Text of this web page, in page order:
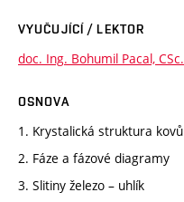
VYUČUJÍCÍ / LEKTOR
doc. Ing. Bohumil Pacal, CSc.
OSNOVA
1. Krystalická struktura kovů
2. Fáze a fázové diagramy
3. Slitiny železo – uhlík